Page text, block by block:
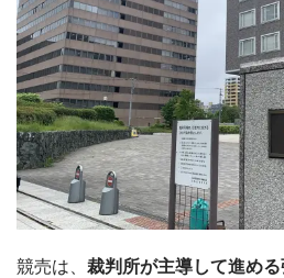
競売は、 裁判所が主導して進め